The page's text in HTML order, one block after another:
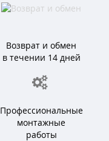
Возврат и обмен
в течении 14 дней
Профессиональные
монтажные
работы